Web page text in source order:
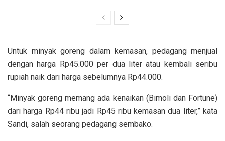
Untuk minyak goreng dalam kemasan, pedagang menjual
dengan harga Rp45.000 per dua liter atau kembali seribu
rupiah naik dari harga sebelumnya Rp44.000.
“Minyak goreng memang ada kenaikan (Bimoli dan Fortune)
dari harga Rp44 ribu jadi Rp45 ribu kemasan dua liter,” kata
Sandi, salah seorang pedagang sembako.